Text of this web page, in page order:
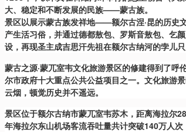
大、稳定和不断发展的民族——蒙古族。
景区以展示蒙古族发祥地——额尔古涅·昆的历史
产生活习俗，并通过德都敖包、罗斯音敖包、乞
设，再现圣主成吉思汗先祖在额尔古纳河的孛儿
蒙古之源·蒙兀室韦文化旅游景区的修建得到了
尔市政府十大重点公共公益项目之一。文化旅游
云烟，顿觉历史并不遥远。
景区位于额尔古纳市蒙兀室韦苏木，距离海拉尔
年海拉尔东山机场客流吞吐量共计突破140万人